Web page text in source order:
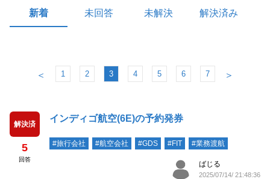
新着 未回答 未解決 解決済み
＜ 1 2 3 4 5 6 7 ＞
解決済
5
回答
インディゴ航空(6E)の予約発券
#旅行会社 #航空会社 #GDS #FIT #業務渡航
ばじる
2025/07/14/ 21:48:36